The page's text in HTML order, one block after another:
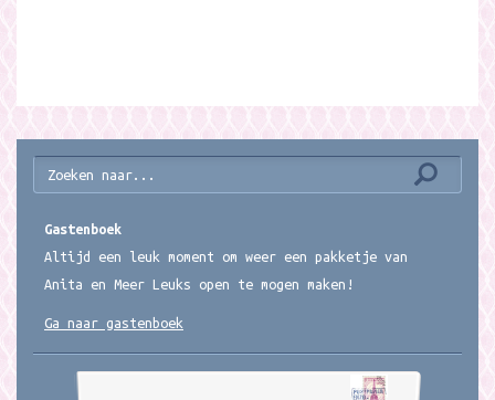
Gastenboek
Altijd een leuk moment om weer een pakketje van
Anita en Meer Leuks open te mogen maken!
Ga naar gastenboek